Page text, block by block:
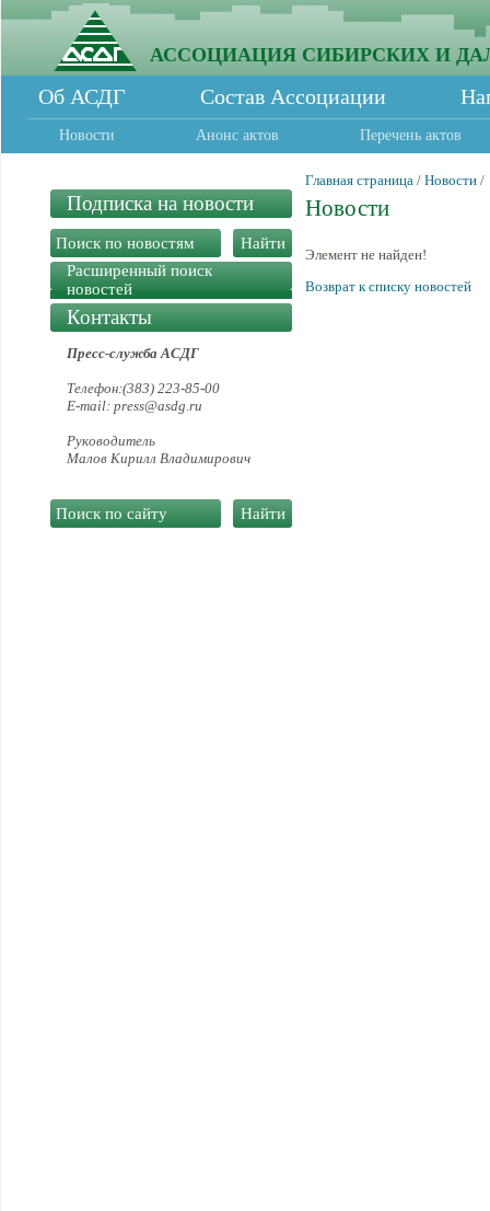
АССОЦИАЦИЯ СИБИРСКИХ И
Об АСДГ Состав Ассоциации
Новости Анонс актов Перечень актов
Подписка на новости
Расширенный поиск
новостей
Контакты
Пресс-служба АСДГ
Телефон:(383) 223-85-00
E-mail: press@asdg.ru
Руководитель
Малов Кирилл Владимирович
Главная страница / Новости /
Новости
Элемент не найден!
Возврат к списку новостей